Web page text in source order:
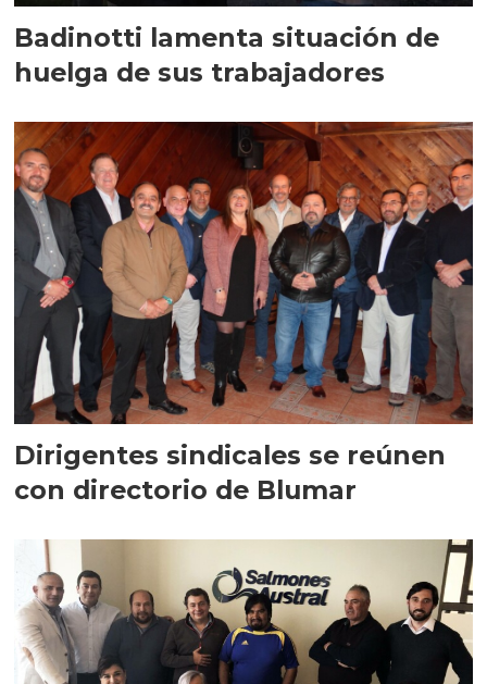
Badinotti lamenta situación de
huelga de sus trabajadores
Dirigentes sindicales se reúnen
con directorio de Blumar